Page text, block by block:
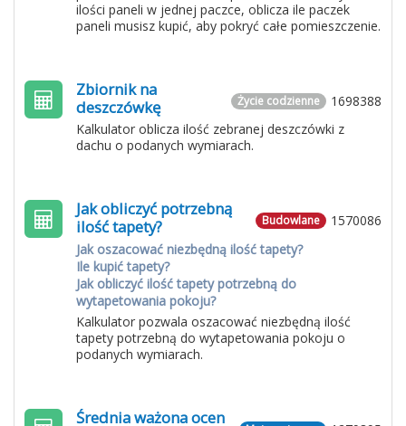
ilości paneli w jednej paczce, oblicza ile paczek
paneli musisz kupić, aby pokryć całe pomieszczenie.
1698388
Życie codzienne
Zbiornik na
deszczówkę
Kalkulator oblicza ilość zebranej deszczówki z
dachu o podanych wymiarach.
1570086
Budowlane
Jak obliczyć potrzebną
ilość tapety?
Jak oszacować niezbędną ilość tapety?
Ile kupić tapety?
Jak obliczyć ilość tapety potrzebną do
wytapetowania pokoju?
Kalkulator pozwala oszacować niezbędną ilość
tapety potrzebną do wytapetowania pokoju o
podanych wymiarach.
Średnia ważona ocen